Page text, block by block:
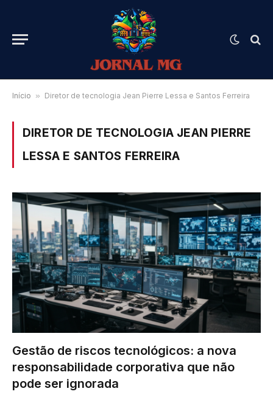
Início » Diretor de tecnologia Jean Pierre Lessa e Santos Ferreira
DIRETOR DE TECNOLOGIA JEAN PIERRE
LESSA E SANTOS FERREIRA
Gestão de riscos tecnológicos: a nova
responsabilidade corporativa que não
pode ser ignorada